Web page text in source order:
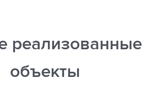
реализованные
объекты